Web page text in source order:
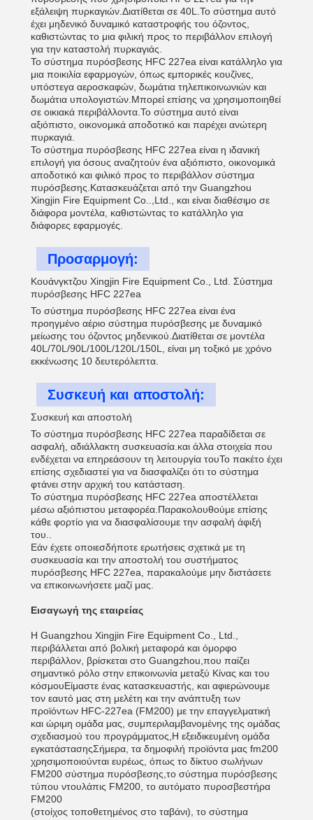
εξάλειψη πυρκαγιών.Διατίθεται σε 40L.Το σύστημα αυτό
έχει μηδενικό δυναμικό καταστροφής του όζοντος,
καθιστώντας το μια φιλική προς το περιβάλλον επιλογή
για την καταστολή πυρκαγιάς.
Το σύστημα πυρόσβεσης HFC 227ea είναι κατάλληλο για
μια ποικιλία εφαρμογών, όπως εμπορικές κουζίνες,
υπόστεγα αεροσκαφών, δωμάτια τηλεπικοινωνιών και
δωμάτια υπολογιστών.Μπορεί επίσης να χρησιμοποιηθεί
σε οικιακά περιβάλλοντα.Το σύστημα αυτό είναι
αξιόπιστο, οικονομικά αποδοτικό και παρέχει ανώτερη
πυρκαγιά.
Το σύστημα πυρόσβεσης HFC 227ea είναι η ιδανική
επιλογή για όσους αναζητούν ένα αξιόπιστο, οικονομικά
αποδοτικό και φιλικό προς το περιβάλλον σύστημα
πυρόσβεσης.Κατασκευάζεται από την Guangzhou
Xingjin Fire Equipment Co..,Ltd., και είναι διαθέσιμο σε
διάφορα μοντέλα, καθιστώντας το κατάλληλο για
διάφορες εφαρμογές.
Προσαρμογή:
Κουάνγκτζου Xingjin Fire Equipment Co., Ltd. Σύστημα
πυρόσβεσης HFC 227ea
Το σύστημα πυρόσβεσης HFC 227ea είναι ένα
προηγμένο αέριο σύστημα πυρόσβεσης με δυναμικό
μείωσης του όζοντος μηδενικού.Διατίθεται σε μοντέλα
40L/70L/90L/100L/120L/150L, είναι μη τοξικό με χρόνο
εκκένωσης 10 δευτερόλεπτα.
Συσκευή και αποστολή:
Συσκευή και αποστολή
Το σύστημα πυρόσβεσης HFC 227ea παραδίδεται σε
ασφαλή, αδιάλλακτη συσκευασία.και άλλα στοιχεία που
ενδέχεται να επηρεάσουν τη λειτουργία τουΤο πακέτο έχει
επίσης σχεδιαστεί για να διασφαλίζει ότι το σύστημα
φτάνει στην αρχική του κατάσταση.
Το σύστημα πυρόσβεσης HFC 227ea αποστέλλεται
μέσω αξιόπιστου μεταφορέα.Παρακολουθούμε επίσης
κάθε φορτίο για να διασφαλίσουμε την ασφαλή άφιξή
του..
Εάν έχετε οποιεσδήποτε ερωτήσεις σχετικά με τη
συσκευασία και την αποστολή του συστήματος
πυρόσβεσης HFC 227ea, παρακαλούμε μην διστάσετε
να επικοινωνήσετε μαζί μας.
Εισαγωγή της εταιρείας
Η Guangzhou Xingjin Fire Equipment Co., Ltd.,
περιβάλλεται από βολική μεταφορά και όμορφο
περιβάλλον, βρίσκεται στο Guangzhou,που παίζει
σημαντικό ρόλο στην επικοινωνία μεταξύ Κίνας και του
κόσμουΕίμαστε ένας κατασκευαστής, και αφιερώνουμε
τον εαυτό μας στη μελέτη και την ανάπτυξη των
προϊόντων HFC-227ea (FM200) με την επαγγελματική
και ώριμη ομάδα μας, συμπεριλαμβανομένης της ομάδας
σχεδιασμού του προγράμματος,Η εξειδικευμένη ομάδα
εγκατάστασηςΣήμερα, τα δημοφιλή προϊόντα μας fm200
χρησιμοποιούνται ευρέως, όπως το δίκτυο σωλήνων
FM200 σύστημα πυρόσβεσης,το σύστημα πυρόσβεσης
τύπου ντουλάπις FM200, το αυτόματο πυροσβεστήρα
FM200
(στοίχος τοποθετημένος στο ταβάνι), το σύστημα